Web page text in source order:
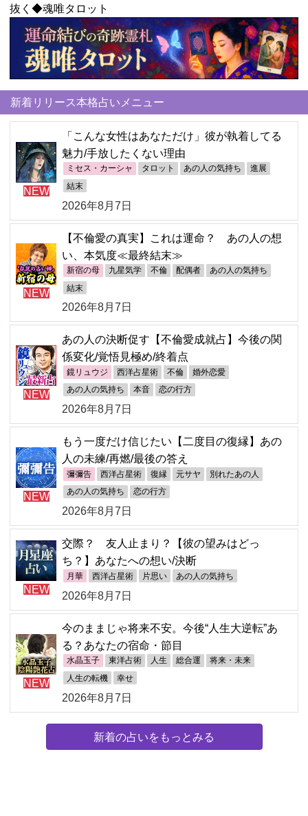
抜く◆魂唯タロット
新着リリース本格占いメニュー
NEW
「こんな女性はあなただけ」彼が執着してる
魅力/手放したくない理由
ミセス・カーシャ タロット あの人の気持ち 進展
結末
2026年8月7日
NEW
【不倫愛の真実】これは運命？ あの人の想
い、本気度≪最終結末≫
新宿の母 九星気学 不倫 配偶者 あの人の気持ち
結末
2026年8月7日
NEW
あの人の決断促す【不倫愛成就占】今後の関
係変化/覚悟見極め/終着点
鏡リュウジ 西洋占星術 不倫 婚外恋愛
あの人の気持ち 本音 恋の行方
2026年8月7日
NEW
もう一度だけ信じたい【二度目の復縁】あの
人の未練/再燃/最後の答え
彌彌告 西洋占星術 復縁 元サヤ 別れたあの人
あの人の気持ち 恋の行方
2026年8月7日
NEW
交際？ 友人止まり？【彼の望みはどっ
ち？】あなたへの想い/決断
月華 西洋占星術 片思い あの人の気持ち
2026年8月7日
NEW
今のままじゃ将来不安。今後“人生大逆転”あ
る？あなたの宿命・節目
水晶玉子 東洋占術 人生 総合運 将来・未来
人生の転機 幸せ
2026年8月7日
新着の占いをもっとみる